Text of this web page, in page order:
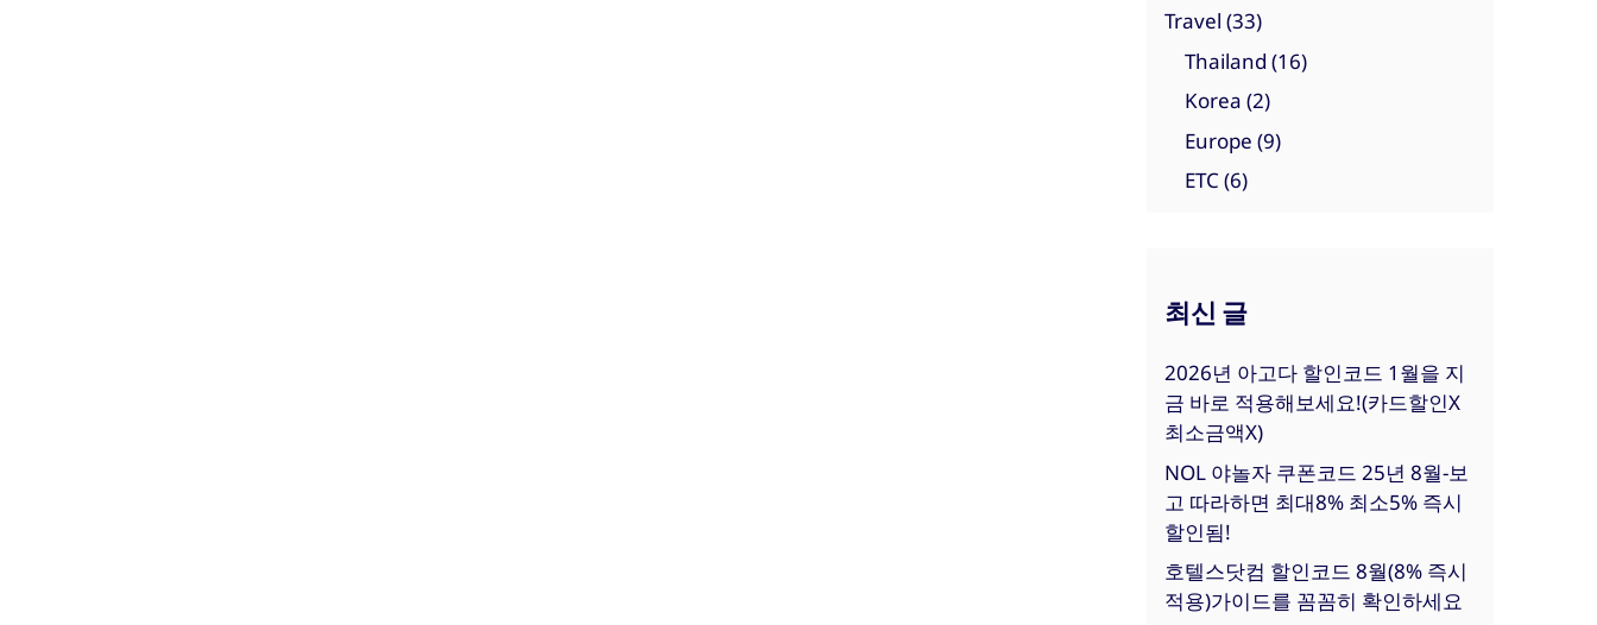
Travel (33)
Thailand (16)
Korea (2)
Europe (9)
ETC (6)
최신 글
2026년 아고다 할인코드 1월을 지
금 바로 적용해보세요!(카드할인X
최소금액X)
NOL 야놀자 쿠폰코드 25년 8월-보
고 따라하면 최대8% 최소5% 즉시
할인됨!
호텔스닷컴 할인코드 8월(8% 즉시
적용)가이드를 꼼꼼히 확인하세요